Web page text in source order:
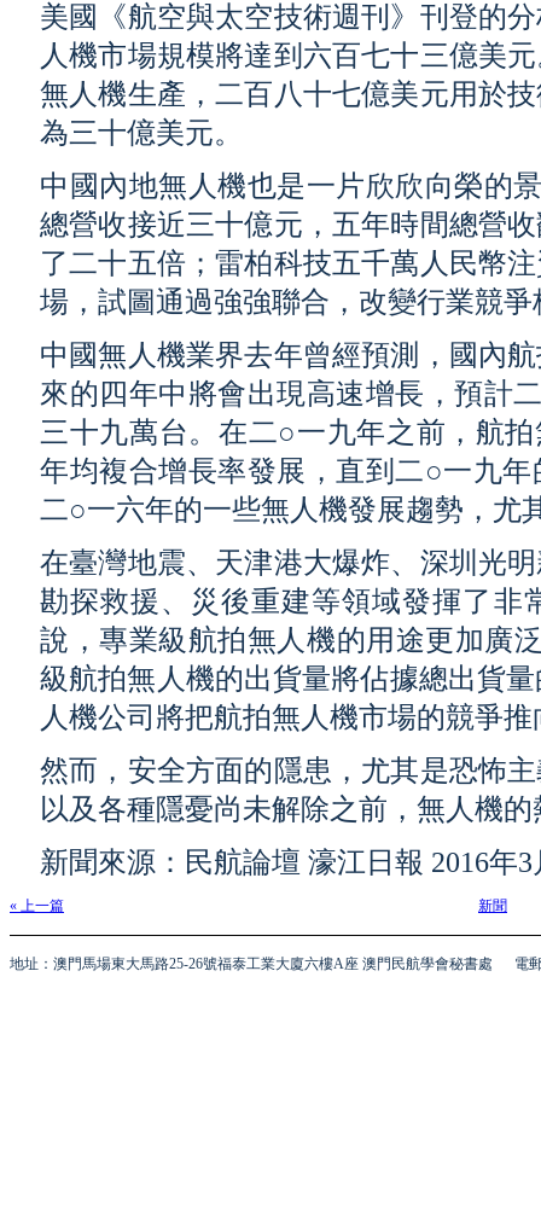
美國《航空與太空技術週刊》刊登的
人機市場規模將達到六百七十三億美
無人機生產，二百八十七億美元用於
為三十億美元。
中國內地無人機也是一片欣欣向榮的
總營收接近三十億元，五年時間總營
了二十五倍；雷柏科技五千萬人民幣
場，試圖通過強強聯合，改變行業競爭
中國無人機業界去年曾經預測，國內
來的四年中將會出現高速增長，預計
三十九萬台。在二○一九年之前，航
年均複合增長率發展，直到二○一九
二○一六年的一些無人機發展趨勢，尤
在臺灣地震、天津港大爆炸、深圳光
勘探救援、災後重建等領域發揮了非
說，專業級航拍無人機的用途更加廣
級航拍無人機的出貨量將佔據總出貨
人機公司將把航拍無人機市場的競爭
然而，安全方面的隱患，尤其是恐怖
以及各種隱憂尚未解除之前，無人機
新聞來源：民航論壇 濠江日報 2016年3
« 上一篇 新聞
地址：澳門馬場東大馬路25-26號福泰工業大廈六樓A座 澳門民航學會秘書處 電